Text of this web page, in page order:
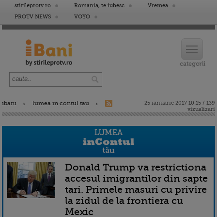
stirileprotv.ro Romania, te iubesc
Vremea
PROTV NEWS
VOYO
ibani lumea in contul tau
25 ianuarie 2017 10:15 / 139
vizualizari
Donald Trump va restrictiona
accesul imigrantilor din sapte
tari. Primele masuri cu privire
la zidul de la frontiera cu
Mexic